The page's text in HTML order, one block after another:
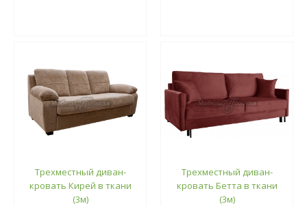
Трехместный диван-
кровать Кирей в ткани
(3м)
Трехместный диван-
кровать Бетта в ткани
(3м)